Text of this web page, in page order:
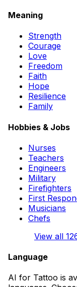
Meaning
Strength
Courage
Love
Freedom
Faith
Hope
Resilience
Family
Hobbies & Jobs
Nurses
Teachers
Engineers
Military
Firefighters
First
Musicians
Chefs
View all
Language
AI for Tattoo is